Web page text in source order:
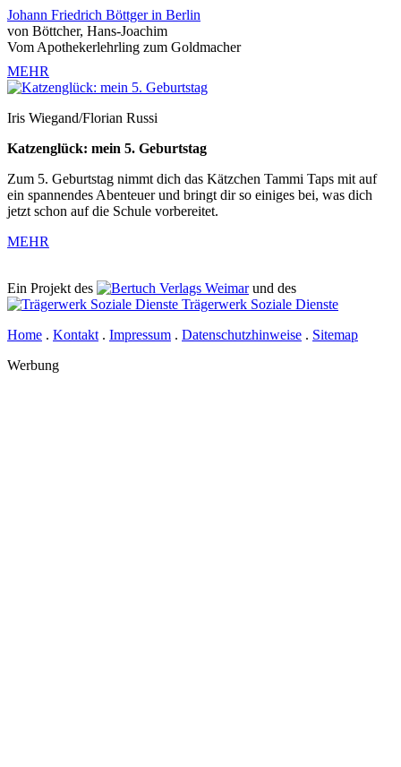
Johann Friedrich Böttger in Berlin
von Böttcher, Hans-Joachim
Vom Apothekerlehrling zum Goldmacher
MEHR
Iris Wiegand/Florian Russi
Katzenglück: mein 5. Geburtstag
Zum 5. Geburtstag nimmt dich das Kätzchen Tammi Taps mit auf
ein spannendes Abenteuer und bringt dir so einiges bei, was dich
jetzt schon auf die Schule vorbereitet.
MEHR
Ein Projekt des Verlags Weimarund des
Trägerwerk Soziale Dienste
Home . Kontakt . Impressum . Datenschutzhinweise . Sitemap
Werbung